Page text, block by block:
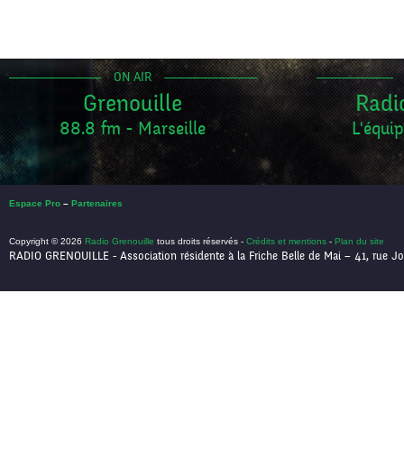
ON AIR
Grenouille
88.8 fm - Marseille
Espace Pro – Partenaires
Copyright © 2026 Radio Grenouille tous droits réservés - Crédits et mentions - Plan du site
RADIO GRENOUILLE - Association résidente à la Friche Belle de Mai – 41, rue